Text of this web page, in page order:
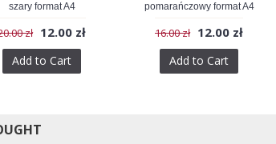
szary format A4
zł 12.00 zł
Add to Cart
pomarańczowy format A4
16.00 zł 12.00 zł
Add to Cart